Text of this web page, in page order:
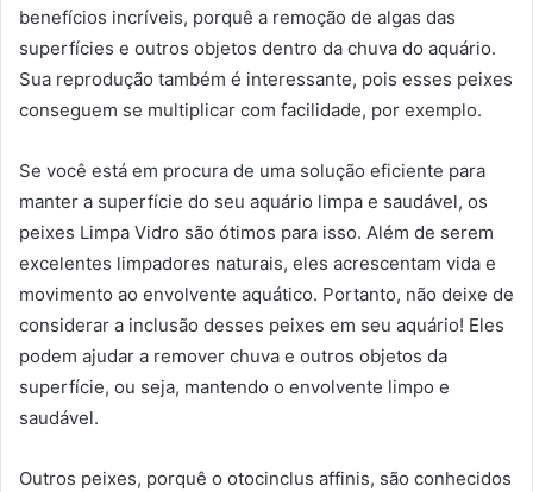
benefícios incríveis, porquê a remoção de algas das
superfícies e outros objetos dentro da chuva do aquário.
Sua reprodução também é interessante, pois esses peixes
conseguem se multiplicar com facilidade, por exemplo.
Se você está em procura de uma solução eficiente para
manter a superfície do seu aquário limpa e saudável, os
peixes Limpa Vidro são ótimos para isso. Além de serem
excelentes limpadores naturais, eles acrescentam vida e
movimento ao envolvente aquático. Portanto, não deixe de
considerar a inclusão desses peixes em seu aquário! Eles
podem ajudar a remover chuva e outros objetos da
superfície, ou seja, mantendo o envolvente limpo e
saudável.
Outros peixes, porquê o otocinclus affinis, são conhecidos